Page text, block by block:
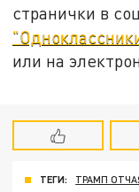
странички в
или на
ТЕГИ: ТРАМП